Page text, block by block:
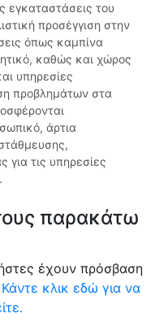
εγκαταστάσεις του
προσέγγιση στην
όπως καμπίνα
καθώς και χώρος
υπηρεσίες
προβλημάτων στα
άρτια
για τις υπηρεσίες
παρακάτω
έχουν πρόσβαση
Κάντε κλικ εδώ για να